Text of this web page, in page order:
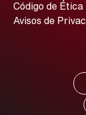
Código de Ética
Avisos de